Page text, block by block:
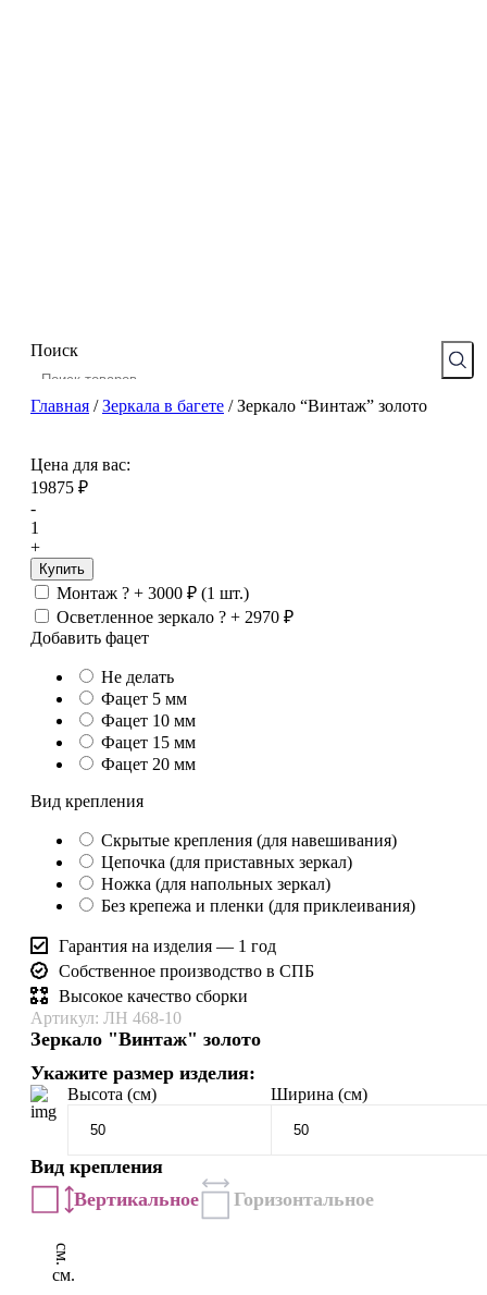
Поиск
Главная /Зеркала в багете /Зеркало “Винтаж” золото
Артикул: ЛН 468-10
Зеркало "Винтаж" золото
Укажите размер изделия:
Высота (см) Ширина (см)
Вид крепления
Вертикальное
Горизонтальное
см.
см.
Цена для вас:
19875 ₽
-
1
+
Купить
Монтаж ? + 3000 ₽ (1 шт.)
Осветленное зеркало ? + 2970 ₽
Добавить фацет
Не делать
Фацет 5 мм
Фацет 10 мм
Фацет 15 мм
Фацет 20 мм
Вид крепления
Скрытые крепления (для навешивания)
Цепочка (для приставных зеркал)
Ножка (для напольных зеркал)
Без крепежа и пленки (для приклеивания)
Гарантия на изделия — 1 год
Собственное производство в СПБ
Высокое качество сборки